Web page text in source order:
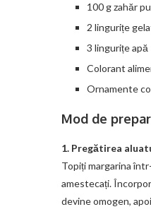
100 g zahăr
2 lingurițe
3 lingurițe apă
Colorant
Ornamente
Mod de
1. Pregătirea
Topiți margarina
amestecați.
devine omogen,